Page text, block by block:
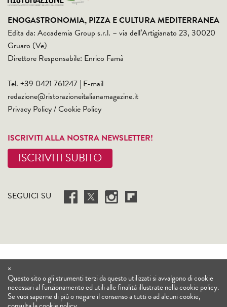
ENOGASTRONOMIA, PIZZA E CULTURA MEDITERRANEA
Edita da: Accademia Group s.r.l. – via dell’Artigianato 23, 30020
Gruaro (Ve)
Direttore Responsabile: Enrico Famà
Tel. +39 0421 761247 | E-mail
redazione@ristorazioneitalianamagazine.it
Privacy Policy/Cookie Policy
ISCRIVITI ALLA NOSTRA NEWSLETTER!
ISCRIVITI SUBITO
SEGUICI SU
×
Questo sito o gli strumenti terzi da questo utilizzati si avvalgono di cookie
necessari al funzionamento ed utili alle finalità illustrate nella cookie policy.
Se vuoi saperne di più o negare il consenso a tutti o ad alcuni cookie,